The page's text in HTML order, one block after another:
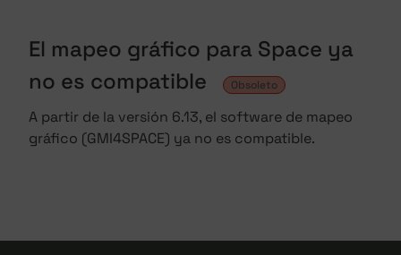
El mapeo gráfico para Space ya
no es compatible
Obsoleto
A partir de la versión 6.13, el software de mapeo
gráfico (GMI4SPACE) ya no es compatible.